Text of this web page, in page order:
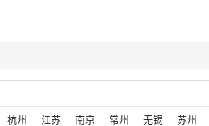
杭州 江苏 南京 常州 无锡 苏州